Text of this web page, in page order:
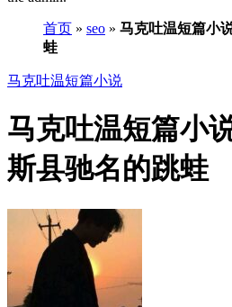
首页 » seo » 马克吐温短篇小
蛙
马克吐温短篇小说
马克吐温短篇小
斯县驰名的跳蛙